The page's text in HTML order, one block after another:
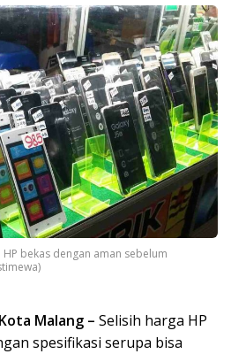
bekas dengan aman sebelum
Malang – Selisih harga HP
spesifikasi serupa bisa